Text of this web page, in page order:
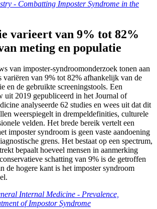
- Combatting Imposter Syndrome in the
varieert van 9% tot 82%
meting en populatie
van imposter-syndroomonderzoek tonen aan
variëren van 9% tot 82% afhankelijk van de
en de gebruikte screeningstools. Een
uit 2019 gepubliceerd in het Journal of
analyseerde 62 studies en wees uit dat dit
weerspiegelt in drempeldefinities, culturele
velden. Het brede bereik vertelt een
imposter syndroom is geen vaste aandoening
grens. Het bestaat op een spectrum,
bepaalt hoeveel mensen in aanmerking
schatting van 9% is de getroffen
de hogere kant is het imposter syndroom
Internal Medicine - Prevalence,
of Impostor Syndrome